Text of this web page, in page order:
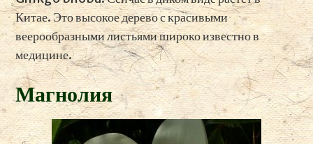
Китае. Это высокое дерево с красивыми
веерообразными листьями широко известно в
медицине.
Магнолия